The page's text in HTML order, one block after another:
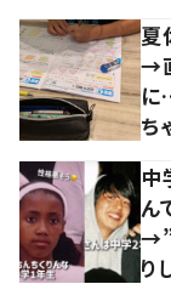
夏
→
に
ち
中
ん
→”
り